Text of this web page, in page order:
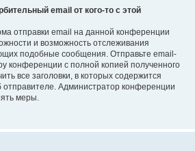
email от кого-то с этой
отправки email на данной конференции
и возможность отслеживания
подобные сообщения. Отправьте email-
конференции с полной копией полученного
все заголовки, в которых содержится
Администратор конференции
меры.